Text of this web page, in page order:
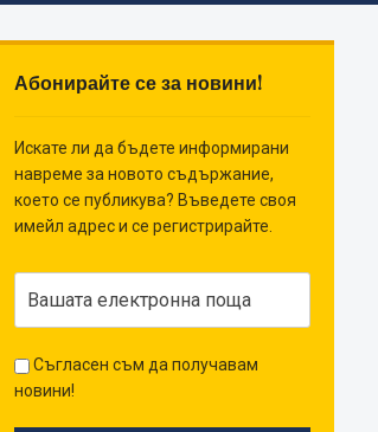
Абонирайте се за новини!
Искате ли да бъдете информирани
навреме за новото съдържание,
което се публикува? Въведете своя
имейл адрес и се регистрирайте.
Съгласен съм да получавам
новини!